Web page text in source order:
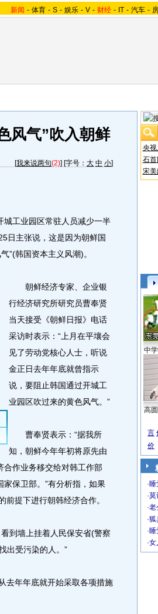
新闻 - 体育 - S - 娱乐 - V - 财经 - IT - 汽车 -
风气”吹入朝鲜
[我来说两句(2)] [字号： 大 中 小]
工业园区常驻人员减少一半
日主张说，这是因为朝鲜国
”(韩国资本主义风潮)。
朝鲜经济专家、企业银
行经济研究所研究员曹奉贤
当天接受《朝鲜日报》电话
采访时表示：“上月在平壤会
见了劳动党核心人士，听说
金正日去年年底就曾指示
说，要阻止韩国通过开城工
业园区吹过来的黄色风气。”
曹奉贤表示：“据我所
知，朝鲜今年年初将原先由
合作业务移交给对韩工作部
保卫部。”有分析指，如果
提下进行朝韩经济合作。
到墙上挂着人民保安省(警察
出受污染的人。”
年年底就开始采取各项措施
央
石
宋
中
高
言
价
·
·莫
·老
·狐
·
·女